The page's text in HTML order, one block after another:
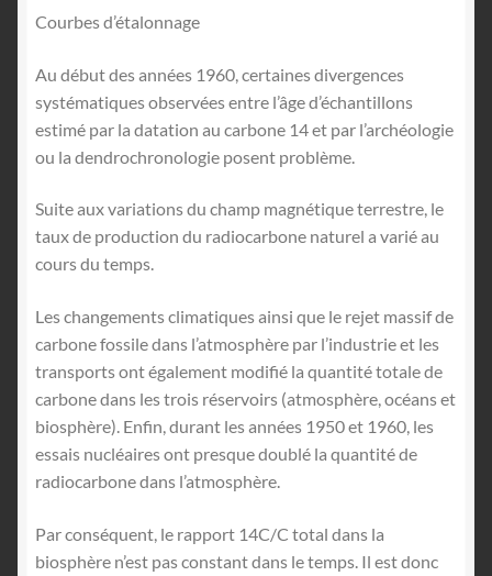
Courbes d’étalonnage
Au début des années 1960, certaines divergences
systématiques observées entre l’âge d’échantillons
estimé par la datation au carbone 14 et par l’archéologie
ou la dendrochronologie posent problème.
Suite aux variations du champ magnétique terrestre, le
taux de production du radiocarbone naturel a varié au
cours du temps.
Les changements climatiques ainsi que le rejet massif de
carbone fossile dans l’atmosphère par l’industrie et les
transports ont également modifié la quantité totale de
carbone dans les trois réservoirs (atmosphère, océans et
biosphère). Enfin, durant les années 1950 et 1960, les
essais nucléaires ont presque doublé la quantité de
radiocarbone dans l’atmosphère.
Par conséquent, le rapport 14C/C total dans la
biosphère n’est pas constant dans le temps. Il est donc